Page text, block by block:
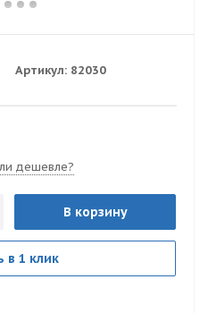
Артикул: 82030
дешевле?
В корзину
в 1 клик